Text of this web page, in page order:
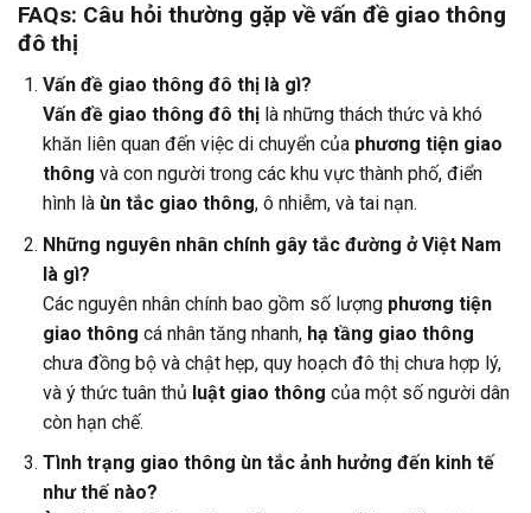
FAQs: Câu hỏi thường gặp về vấn đề giao thông
đô thị
Vấn đề giao thông đô thị là gì?
Vấn đề giao thông đô thịlà những thách thức và khó
khăn liên quan đến việc di chuyển của phương tiện giao
thông và con người trong các khu vực thành phố, điển
hình là ùn tắc giao thông, ô nhiễm, và tai nạn.
Những nguyên nhân chính gây tắc đường ở Việt Nam
là gì?
Các nguyên nhân chính bao gồm số lượng phương tiện
giao thông cá nhân tăng nhanh, hạ tầng giao thông
chưa đồng bộ và chật hẹp, quy hoạch đô thị chưa hợp lý,
và ý thức tuân thủ luật giao thông của một số người dân
còn hạn chế.
Tình trạng giao thông ùn tắc ảnh hưởng đến kinh tế
như thế nào?